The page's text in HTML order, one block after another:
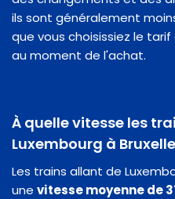
ils sont généralement
que vous choisissiez le
au moment de l'achat.
À quelle vitesse les
Luxembourg à
Les trains allant de
une vitesse moyenne de